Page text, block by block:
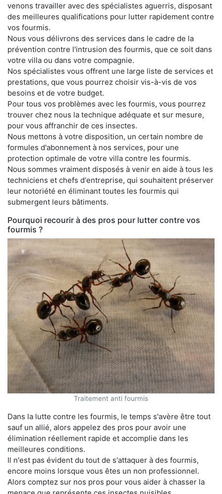
venons travailler avec des spécialistes aguerris, disposant
des meilleures qualifications pour lutter rapidement contre
vos fourmis.
Nous vous délivrons des services dans le cadre de la
prévention contre l'intrusion des fourmis, que ce soit dans
votre villa ou dans votre compagnie.
Nos spécialistes vous offrent une large liste de services et
prestations, que vous pourrez choisir vis-à-vis de vos
besoins et de votre budget.
Pour tous vos problèmes avec les fourmis, vous pourrez
trouver chez nous la technique adéquate et sur mesure,
pour vous affranchir de ces insectes.
Nous mettons à votre disposition, un certain nombre de
formules d'abonnement à nos services, pour une
protection optimale de votre villa contre les fourmis.
Nous sommes vraiment disposés à venir en aide à tous les
techniciens et chefs d'entreprise, qui souhaitent préserver
leur notoriété en éliminant toutes les fourmis qui
submergent leurs bâtiments.
Pourquoi recourir à des pros pour lutter contre vos
fourmis ?
Traitement anti fourmis
Dans la lutte contre les fourmis, le temps s'avère être tout
sauf un allié, alors appelez des pros pour avoir une
élimination réellement rapide et accomplie dans les
meilleures conditions.
Il n'est pas évident du tout de s'attaquer à des fourmis,
encore moins lorsque vous êtes un non professionnel.
Alors comptez sur nos pros pour vous aider à chasser la